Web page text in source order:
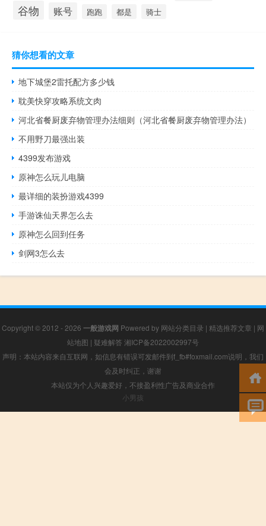
谷物 账号 跑跑 都是 骑士
猜你想看的文章
地下城堡2雷托配方多少钱
耽美快穿攻略系统文肉
河北省餐厨废弃物管理办法细则（河北省餐厨废弃物管理办法）
不用野刀最强出装
4399发布游戏
原神怎么玩儿电脑
最详细的装扮游戏4399
手游诛仙天界怎么去
原神怎么回到任务
剑网3怎么去
Copyright © 2012 - 2026 一般游戏网 Powered by 网站分类目录 | 精选推荐文章 | 网
站地图 | 疑难解答 湘ICP备2022002997号
声明：本站内容来自互联网，如信息有错误可发邮件到f_fb#foxmail.com说明，我们
会及时纠正，谢谢
本站仅为个人兴趣爱好，不接盈利性广告及商业合作
小男孩